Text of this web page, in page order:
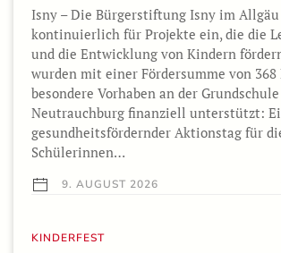
Isny – Die Bürgerstiftung Isny im
kontinuierlich für Projekte ein, die die
und die Entwicklung von Kindern
wurden mit einer Fördersumme von 368
besondere Vorhaben an der Grundschule
Neutrauchburg finanziell unterstützt:
gesundheitsfördernder Aktionstag für
Schülerinnen…
9. AUGUST 2026
KINDERFEST